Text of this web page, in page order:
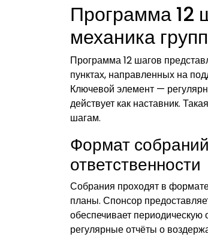
Программа 12
механика
Программа 12 шагов
пунктах, направленных на
Ключевой элемент —
действует как наставник.
шагам.
Формат
ответственности
Собрания проходят в
планы. Спонсор
обеспечивает периодическую
регулярные отчёты о